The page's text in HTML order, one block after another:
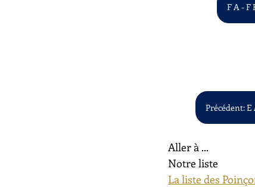
F A - F
Précédent: E
Aller à ...
Notre liste
La liste des